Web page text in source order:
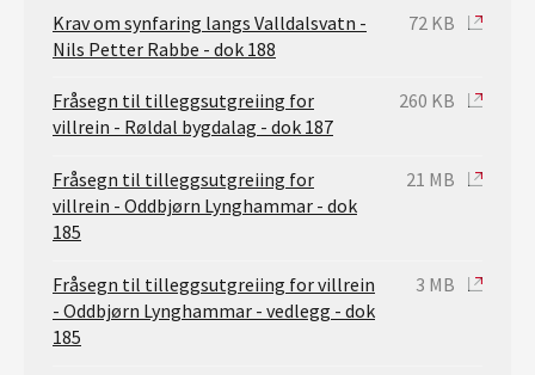
Krav om synfaring langs Valldalsvatn -
Nils Petter Rabbe - dok 188
72 KB
Fråsegn til tilleggsutgreiing for
villrein - Røldal bygdalag - dok 187
260 KB
Fråsegn til tilleggsutgreiing for
villrein - Oddbjørn Lynghammar - dok
185
21 MB
Fråsegn til tilleggsutgreiing for villrein
- Oddbjørn Lynghammar - vedlegg - dok
185
3 MB